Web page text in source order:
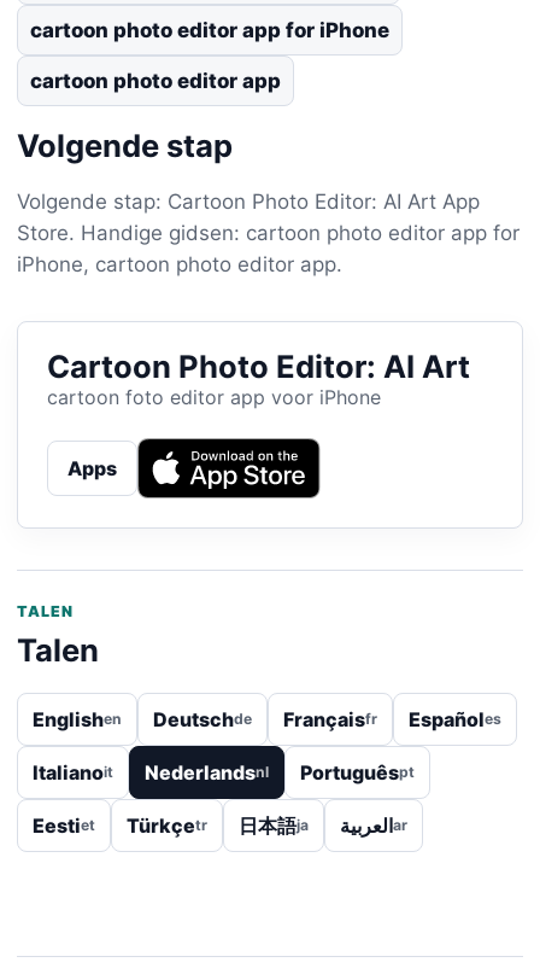
cartoon photo editor app for iPhone
cartoon photo editor app
Volgende stap
Volgende stap: Cartoon Photo Editor: AI Art App
Store. Handige gidsen: cartoon photo editor app for
iPhone, cartoon photo editor app.
Cartoon Photo Editor: AI Art
cartoon foto editor app voor iPhone
Apps
TALEN
Talen
Englishen Deutschde Françaisfr Españoles
Italianoit Nederlandsnl Portuguêspt
Eestiet Türkçetr 日本語ja العربيةar